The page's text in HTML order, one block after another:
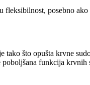
fleksibilnost, posebno
tako što opušta krvne
funkcija